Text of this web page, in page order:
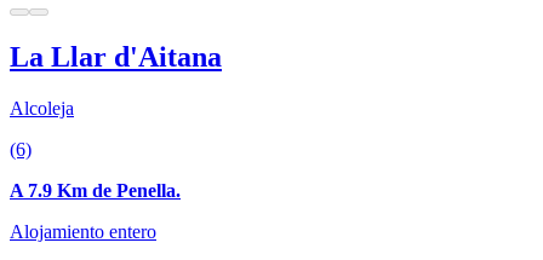
La Llar d'Aitana
Alcoleja
(6)
A 7.9 Km de Penella.
Alojamiento entero